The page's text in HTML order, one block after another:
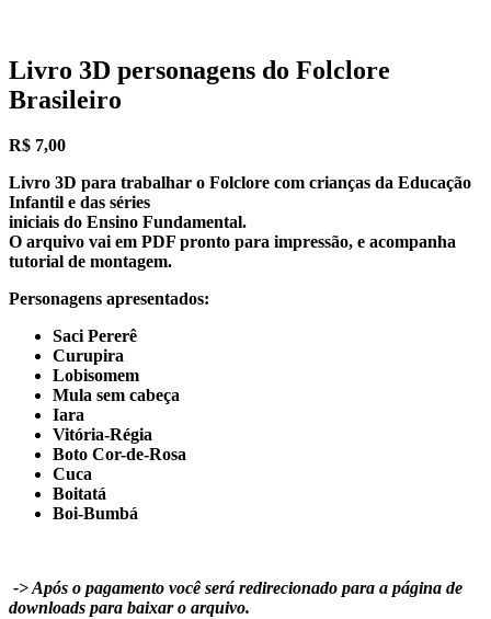
Livro 3D personagens do Folclore
Brasileiro
R$ 7,00
Livro 3D para trabalhar o Folclore com crianças da Educação
Infantil e das séries
iniciais do Ensino Fundamental.
O arquivo vai em PDF pronto para impressão, e acompanha
tutorial de montagem.
Personagens apresentados:
Saci Pererê
Curupira
Lobisomem
Mula sem cabeça
Iara
Vitória-Régia
Boto Cor-de-Rosa
Cuca
Boitatá
Boi-Bumbá
-> Após o pagamento você será redirecionado para a página de
downloads para baixar o arquivo.